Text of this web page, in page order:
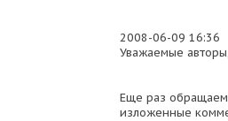
2008-06-09 16:36
Уважаемые
Еще раз
изложенные